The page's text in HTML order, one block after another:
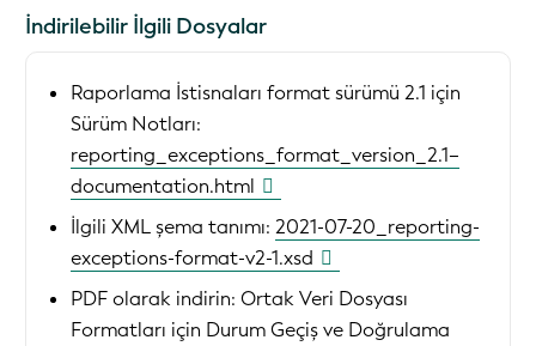
İndirilebilir İlgili Dosyalar
Raporlama İstisnaları format sürümü 2.1 için
Sürüm Notları:
reporting_exceptions_format_version_2.1–
documentation.html
İlgili XML şema tanımı: 2021-07-20_reporting-
exceptions-format-v2-1.xsd
PDF olarak indirin: Ortak Veri Dosyası
Formatları için Durum Geçiş ve Doğrulama